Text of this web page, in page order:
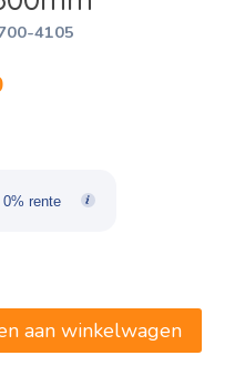
4105
Huidige
€393,60.
rente
aan winkelwagen